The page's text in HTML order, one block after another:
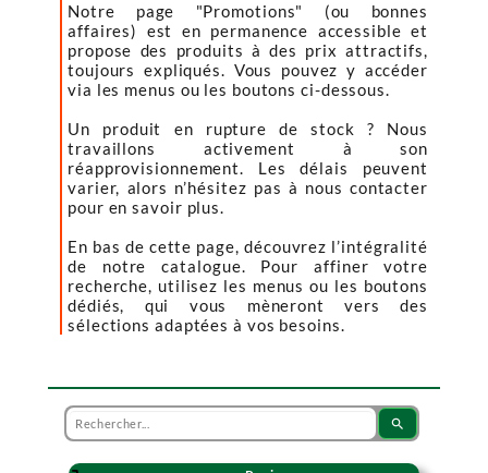
Notre page "Promotions" (ou bonnes
affaires) est en permanence accessible et
propose des produits à des prix attractifs,
toujours expliqués. Vous pouvez y accéder
via les menus ou les boutons ci-dessous.
Un produit en rupture de stock ? Nous
travaillons activement à son
réapprovisionnement. Les délais peuvent
varier, alors n’hésitez pas à nous contacter
pour en savoir plus.
En bas de cette page, découvrez l’intégralité
de notre catalogue. Pour affiner votre
recherche, utilisez les menus ou les boutons
dédiés, qui vous mèneront vers des
sélections adaptées à vos besoins.
search